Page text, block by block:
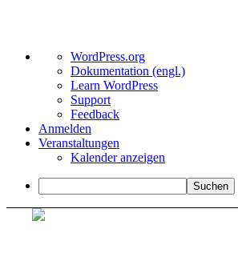
Über
WordPress
WordPress.org
Dokumentation (engl.)
Learn WordPress
Support
Feedback
Anmelden
Veranstaltungen
Kalender anzeigen
Suchen